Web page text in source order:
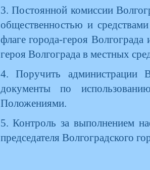
3. Постоянной комиссии
общественностью и
флаге города-героя
героя Волгограда в местных
4. Поручить администрации
документы по
Положениями.
5. Контроль за выполнением
председателя Волгоградского